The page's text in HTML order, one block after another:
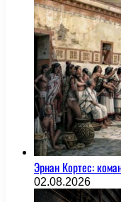
Эрнан Кортес:
02.08.2026